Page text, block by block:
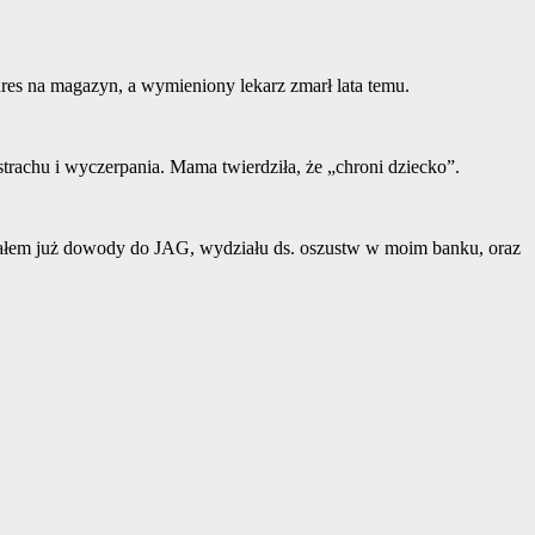
na magazyn, a wymieniony lekarz zmarł lata temu.
i wyczerpania. Mama twierdziła, że ​​„chroni dziecko”.
już dowody do JAG, wydziału ds. oszustw w moim banku, oraz